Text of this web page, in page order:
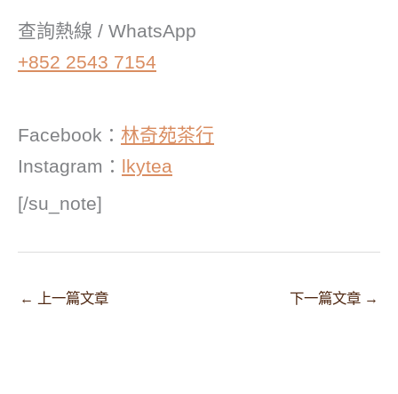
查詢熱線 / WhatsApp
+852 2543 7154
Facebook： 林奇苑茶行
Instagram： lkytea
[/su_note]
← 上一篇文章 下一篇文章 →